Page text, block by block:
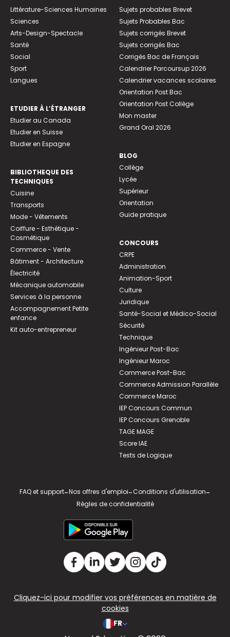
Littérature-Sciences Humaines
Sciences
Arts-Design-Spectacle
Santé
Social
Sport
Langues
ETUDIER À L’ÉTRANGER
Etudier au Canada
Etudier en Suisse
Etudier en Espagne
BIBLIOTHEQUE DES
TECHNIQUES
Cuisine
Transports
Mode - Vêtements
Coiffure - Esthétique -
Cosmétique
Commerce - Vente
Bâtiment - Architecture
Électricité
Mécanique automobile
Services à la personne
Accompagnement Petite
enfance
Kit auto-entrepreneur
Sujets probables Brevet
Sujets Probables Bac
Sujets corrigés Brevet
Sujets corrigés Bac
Corrigés Bac de Français
Calendrier Parcoursup 2026
Calendrier vacances scolaires
Orientation Post Bac
Orientation Post Collège
Mon master
Grand Oral 2026
BLOG
Collège
Lycée
Supérieur
Orientation
Guide pratique
CONCOURS
CRPE
Administration
Animation-Sport
Culture
Juridique
Santé-Social et Médico-Social
Sécurité
Technique
Ingénieur Post-Bac
Ingénieur Maroc
Commerce Post-Bac
Commerce Admission Parallèle
Commerce Maroc
IEP Concours Commun
IEP Concours Grenoble
TAGE MAGE
Score IAE
Tests de Logique
FAQ et support-Nos offres d'emploi-Conditions d'utilisation-
Règles de confidentialité
Cliquez-ici pour modifier vos préférences en matière de
cookies
FR